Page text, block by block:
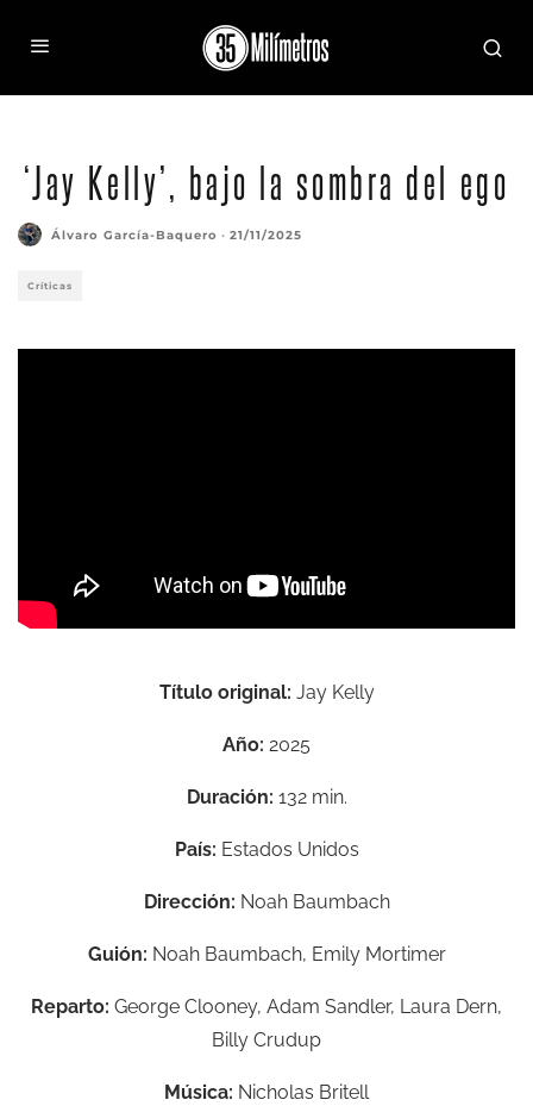
‘Jay Kelly’, bajo la sombra del ego
Álvaro García-Baquero · 21/11/2025
Críticas
Título original: Jay Kelly
Año: 2025
Duración: 132 min.
País: Estados Unidos
Dirección: Noah Baumbach
Guión: Noah Baumbach, Emily Mortimer
Reparto: George Clooney, Adam Sandler, Laura Dern,
Billy Crudup
Música: Nicholas Britell